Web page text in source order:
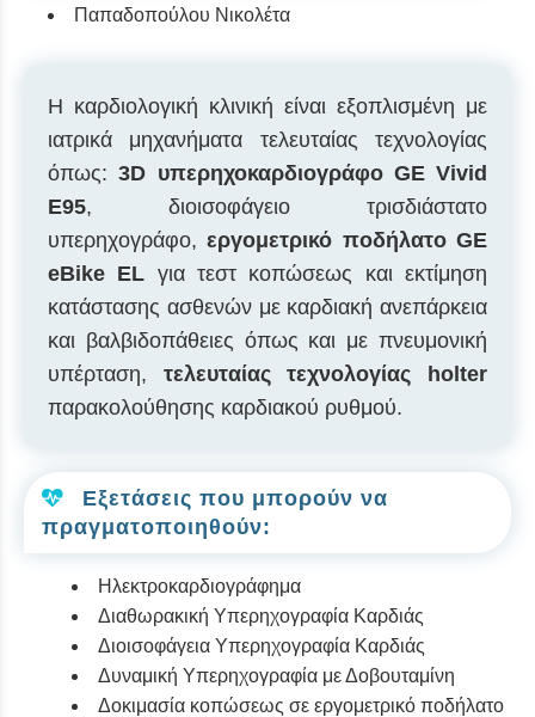
Παπαδοπούλου Νικολέτα
Η καρδιολογική κλινική είναι εξοπλισμένη με
ιατρικά μηχανήματα τελευταίας τεχνολογίας
όπως:3D υπερηχοκαρδιογράφο GE Vivid
E95, διοισοφάγειο τρισδιάστατο
υπερηχογράφο, εργομετρικό ποδήλατο GE
eBike EL για τεστ κοπώσεως και εκτίμηση
κατάστασης ασθενών με καρδιακή ανεπάρκεια
και βαλβιδοπάθειες όπως και με πνευμονική
υπέρταση, τελευταίας τεχνολογίας holter
παρακολούθησης καρδιακού ρυθμού.
Εξετάσεις που μπορούν να
πραγματοποιηθούν:
Ηλεκτροκαρδιογράφημα
Διαθωρακική Υπερηχογραφία Καρδιάς
Διοισοφάγεια Υπερηχογραφία Καρδιάς
Δυναμική Υπερηχογραφία με Δοβουταμίνη
Δοκιμασία κοπώσεως σε εργομετρικό ποδήλατο